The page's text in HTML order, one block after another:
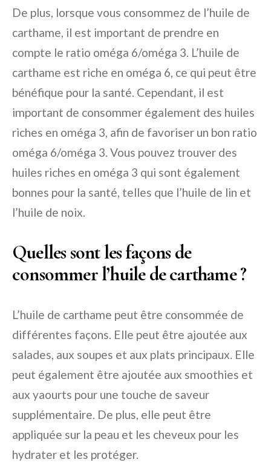
De plus, lorsque vous consommez de l’huile de
carthame, il est important de prendre en
compte le ratio oméga 6/oméga 3. L’huile de
carthame est riche en oméga 6, ce qui peut être
bénéfique pour la santé. Cependant, il est
important de consommer également des huiles
riches en oméga 3, afin de favoriser un bon ratio
oméga 6/oméga 3. Vous pouvez trouver des
huiles riches en oméga 3 qui sont également
bonnes pour la santé, telles que l’huile de lin et
l’huile de noix.
Quelles sont les façons de
consommer l’huile de carthame ?
L’huile de carthame peut être consommée de
différentes façons. Elle peut être ajoutée aux
salades, aux soupes et aux plats principaux. Elle
peut également être ajoutée aux smoothies et
aux yaourts pour une touche de saveur
supplémentaire. De plus, elle peut être
appliquée sur la peau et les cheveux pour les
hydrater et les protéger.